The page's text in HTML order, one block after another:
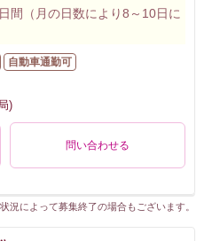
間（月の日数により8～10日に
自動車通勤可
)
問い合わせる
況によって募集終了の場合もございます。